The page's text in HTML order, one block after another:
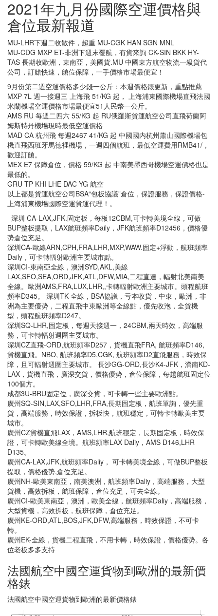
2021年九月份國際空運價格與
倉位最新報道
MU-LHR下週二收散件，超重 MU-CGK HAN SGN MNL
MU-CDG MXP ET-非洲下週末覆航，有貨來詢 CK-SIN BKK HY-
TAS 長期收歐洲，東南亞，美國貨.MU 中國東方航空物流一級貨代
公司，訂艙快速，艙位保障，一手價格市場最便宜！
9月份第二週空運價格多少錢一公斤：本週價格錶更新，重點推薦
MXP 7L 週一接週三 上海飛 51/KG 起， 上海浦東國際機場直飛法國
米蘭機場空運價格市場最便宜51人民幣一公斤。
AMS RU 每週二四六 55/KG 起 RU俄羅斯貨運航空公司直飛荷蘭阿
姆斯特丹機場現時最低空運價格
MAD CA 杭州飛 每週2467 41/KG 起 中國國内杭州蕭山國際機場包
機直飛西班牙馬德裡機場，一週四個航班，最低空運費用RMB41/，
歡迎訂艙。
MEX E7 保障倉位，價格 59/KG 起 中南美墨西哥機場空運價格也是
最低的。
GRU TP KHI LHE DAC YG 航空
以上都是貨運航空公司BSA“包板協議”倉位，保證服務，保證價格-
上海浦東機場國際空運貨運代理！。
深圳 CA-LAX,JFK.固定板，每板12CBM,可卡轉美境全線，可做
BUP整板提取，LAX航班頻率Daily，JFK航班頻率D12456，價格優
势倉位充足。
深圳CA-歐線ARN,CPH,FRA,LHR,MXP,WAW.固定+浮動，航班頻率
Daily，可卡轉輻射歐洲主要城市點。
深圳CI-東南亞全線，澳洲SYD,AKL,美線
LAX,SFO,SEA,ORD,JFK,ATL,DFW,MIA,二程直達，輻射北美南美
全線。歐洲AMS,FRA,LUX,LHR,,卡轉輻射歐洲主要城市。頭程航班
頻率D345。 深圳TK-全線，BSA協議，亏本收貨，中東，歐洲，非
洲為主要優势，二程直飛中東歐洲等全線點，優先收泡，全貨機
型，頭程航班頻率D247。
深圳SQ-LHR,固定板，每週天接週一，24CBM,兩天時效，高端服
務，可卡轉輻射週圍主要城市。
深圳CZ直飛-ORD,航班頻率D257，貨機直飛FRA, 航班頻率D146,
貨機直飛。NBO, 航班頻率D5,CGK, 航班頻率D2直飛服務，時效保
障，且可輻射週圍主要城市。 長沙GG-ORD,長沙K4-JFK，濟南KD-
LAX，貨機直飛，廣深交貨，價格優势，倉位保障，每趟航班固定位
100個方。
成都3U-BRU固定位，廣深交貨，可卡轉一些主要歐洲點。
廣州SQ-SIN,LAX,SFO,LHR,FRA,長期固定板，航班單詢，優先重
貨，高端服務，時效保證，拆板快，航班穩定，可轉卡轉歐美主要
城市。
廣州CZ貨機直飛LAX，AMS,LHR,航班穩定，長期固定板，時效保
證，可卡轉歐美線全境。航班頻率LAX Daliy，AMS D146,LHR
D135。
廣州CA-LAX,JFK,航班頻率Daliy， 可卡轉美境全線，可做BUP整板
提取，價格優势,倉位充足。
廣州NH-歐美東南亞，南美澳洲，航班頻率Daliy，高端服務，大型
貨機，高效拆板，航班保障，倉位充足，可去全線。
廣州CI-歐美東南亞，澳洲，歐美全線，航班頻率Daliy，高端服務，
大型貨機，高效拆板，航班保障，倉位充足。
廣州KE-ORD,ATL,BOS,JFK,DFW,高端服務，時效保證，不可卡
轉。
廣州EK-全線，貨機二程直飛，不用卡轉，時效保證，價格優势。各
位老板多多支持
法國航空中國空運貨物到歐洲的最新價
格錶
法國航空中國空運貨物到歐洲的最新價格錶